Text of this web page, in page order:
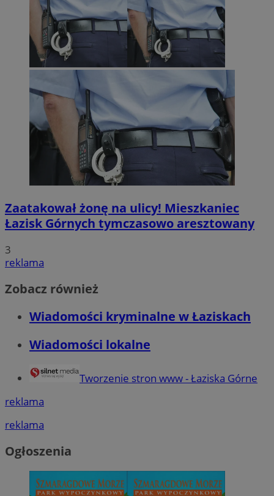
Zaatakował żonę na ulicy! Mieszkaniec
Łazisk Górnych tymczasowo aresztowany
3
reklama
Zobacz również
Wiadomości kryminalne w Łaziskach
Wiadomości lokalne
Tworzenie stron www - Łaziska Górne
reklama
reklama
Ogłoszenia